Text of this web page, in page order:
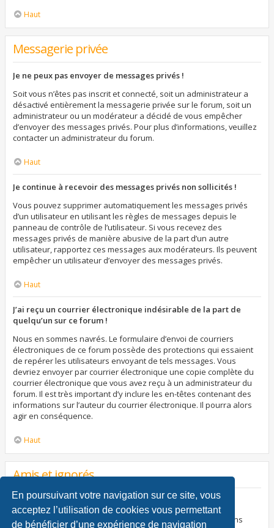
En poursuivant votre navigation sur ce site, vous
acceptez l’utilisation de cookies vous permettant
de bénéficier d’une expérience de navigation
Haut
Messagerie privée
Je ne peux pas envoyer de messages privés !
Soit vous n’êtes pas inscrit et connecté, soit un administrateur a
désactivé entièrement la messagerie privée sur le forum, soit un
administrateur ou un modérateur a décidé de vous empêcher
d’envoyer des messages privés. Pour plus d’informations, veuillez
contacter un administrateur du forum.
Haut
Je continue à recevoir des messages privés non sollicités !
Vous pouvez supprimer automatiquement les messages privés
d’un utilisateur en utilisant les règles de messages depuis le
panneau de contrôle de l’utilisateur. Si vous recevez des
messages privés de manière abusive de la part d’un autre
utilisateur, rapportez ces messages aux modérateurs. Ils peuvent
empêcher un utilisateur d’envoyer des messages privés.
Haut
J’ai reçu un courrier électronique indésirable de la part de
quelqu’un sur ce forum !
Nous en sommes navrés. Le formulaire d’envoi de courriers
électroniques de ce forum possède des protections qui essaient
de repérer les utilisateurs envoyant de tels messages. Vous
devriez envoyer par courrier électronique une copie complète du
courrier électronique que vous avez reçu à un administrateur du
forum. Il est très important d’y inclure les en-têtes contenant des
informations sur l’auteur du courrier électronique. Il pourra alors
agir en conséquence.
Haut
Amis et ignorés
À quoi sert ma liste d’amis et d’ignorés ?
Vous pouvez utiliser ces listes afin d’organiser et trier certains